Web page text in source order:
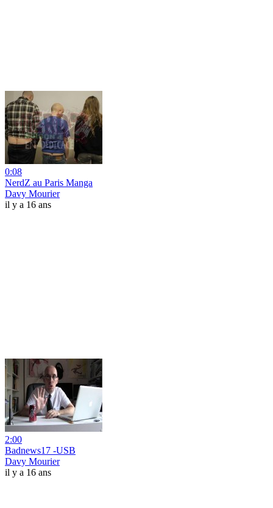
0:08
NerdZ au Paris Manga
Davy Mourier
il y a 16 ans
2:00
Badnews17 -USB
Davy Mourier
il y a 16 ans